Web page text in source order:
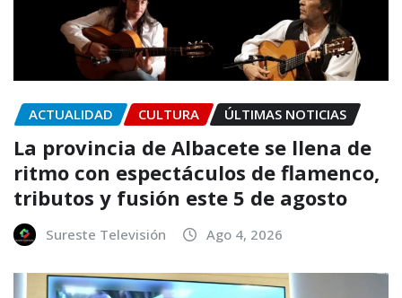
ACTUALIDAD CULTURA ÚLTIMAS NOTICIAS
La provincia de Albacete se llena de
ritmo con espectáculos de flamenco,
tributos y fusión este 5 de agosto
Sureste Televisión Ago 4, 2026